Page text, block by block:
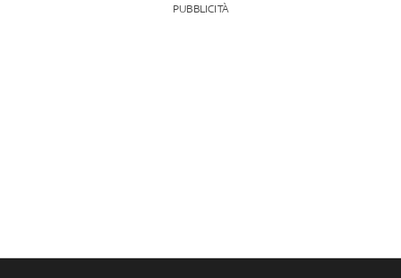
PUBBLICITÀ